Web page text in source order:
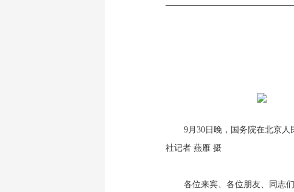
9月30日晚，国务院在北京
社记者 燕雁 摄
各位来宾、各位朋友、同志们